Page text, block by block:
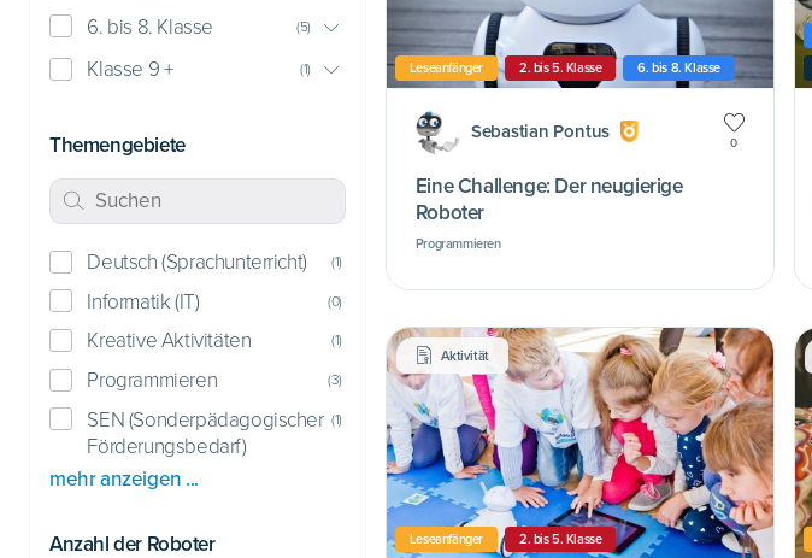
6. bis 8. Klasse (5)
Klasse 9 + (1)
Themengebiete
Deutsch (Sprachunterricht) (1)
Informatik (IT) (0)
Kreative Aktivitäten (1)
Programmieren (3)
SEN (Sonderpädagogischer
Förderungsbedarf)
(1)
mehr anzeigen ...
Anzahl der Roboter
Leseanfänger 2. bis 5. Klasse 6. bis 8. Klasse
Sebastian Pontus
0
Eine Challenge: Der neugierige
Roboter
Programmieren
Aktivität
Leseanfänger 2. bis 5. Klasse